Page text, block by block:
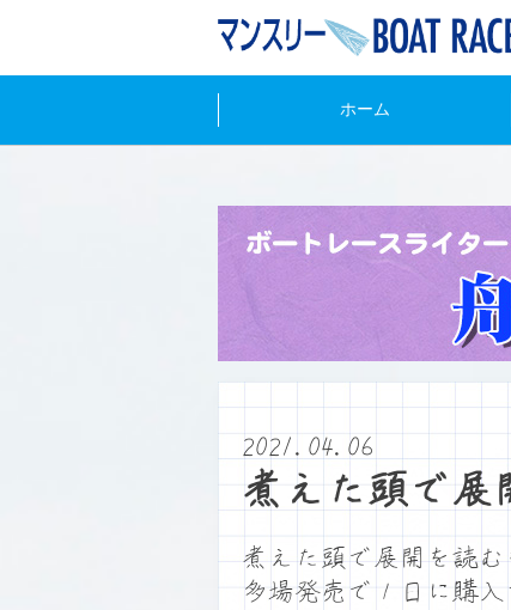
ホーム
2021.04.06
煮えた頭で展
煮えた頭で展開を読む
多場発売で１日に購